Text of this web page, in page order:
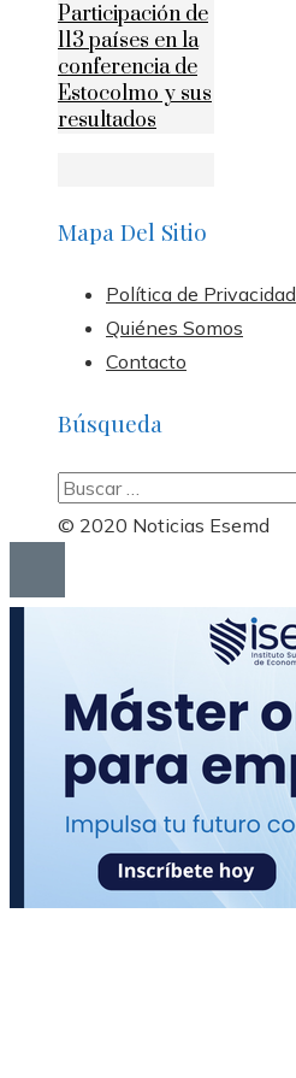
Participación de
113 países en la
conferencia de
Estocolmo y sus
resultados
Mapa Del Sitio
Política de Privacidad
Quiénes Somos
Contacto
Búsqueda
Buscar:
© 2020 Noticias Esemd